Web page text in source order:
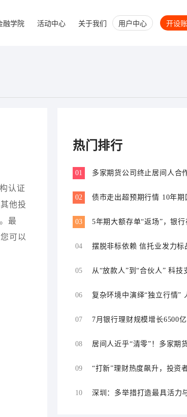
融学院 活动中心 关于我们 用户中心 开设
认证
他投
最
可以
热门排行
01
多家期货公司终止居间人合
02
债市走出超预期行情 10年期国债收益率盘中
03
5年期大额存单“返场”，银行
04
摆脱非标依赖 信托业发力标
05
从“放款人”到“合伙人” 科技
06
复杂环境中演绎“独立行情”
07
7月银行理财规模增长6500
08
居间人近乎“清零”！多家期
09
“打新”理财热度飙升，投资
10
深圳：多举措打造最具活力